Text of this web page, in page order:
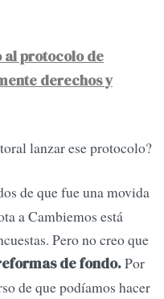
al protocolo de
derechos y
lanzar ese protocolo?
de que fue una movida
a Cambiemos está
Pero no creo que
de fondo.Por
de que podíamos hacer